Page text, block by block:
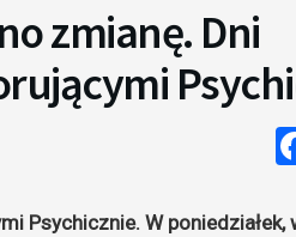
zmianę. Dni
Psychicznie. W poniedziałek,